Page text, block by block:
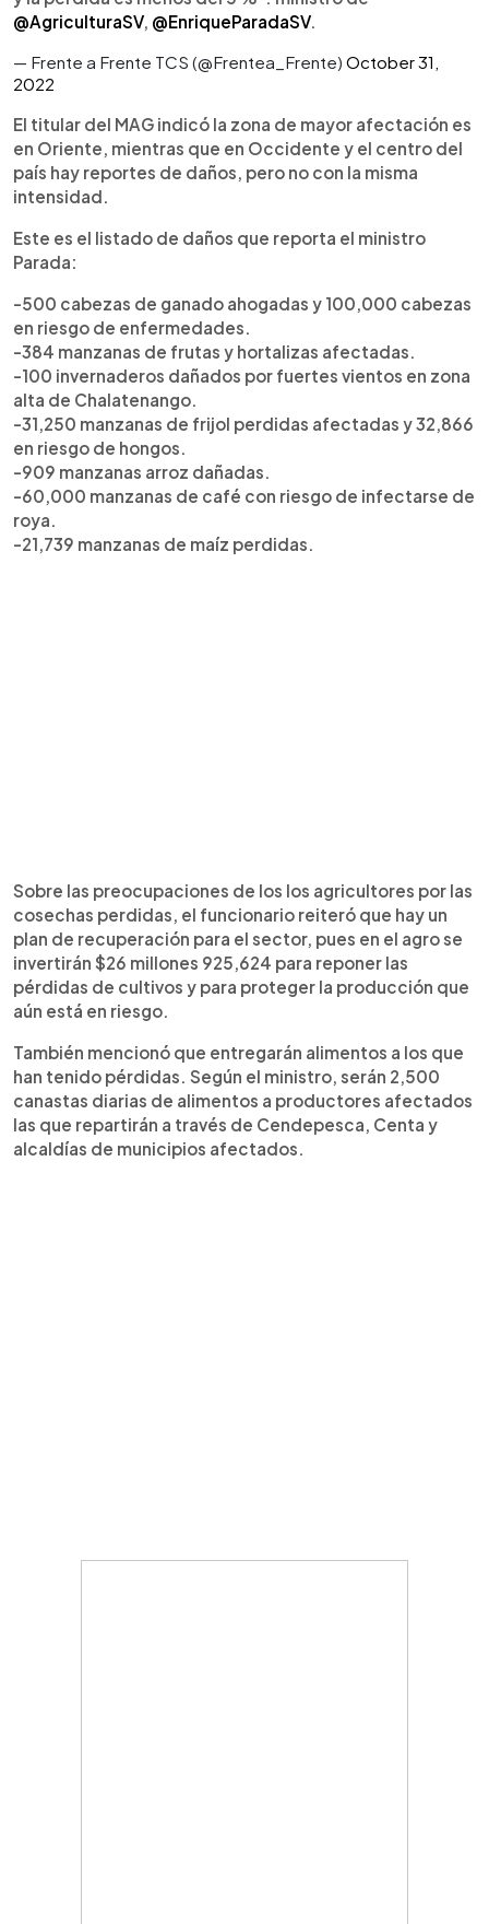
@AgriculturaSV, @EnriqueParadaSV.
— Frente a Frente TCS (@Frentea_Frente) October 31,
2022
El titular del MAG indicó la zona de mayor afectación es
en Oriente, mientras que en Occidente y el centro del
país hay reportes de daños, pero no con la misma
intensidad.
Este es el listado de daños que reporta el ministro
Parada:
-500 cabezas de ganado ahogadas y 100,000 cabezas
en riesgo de enfermedades.
-384 manzanas de frutas y hortalizas afectadas.
-100 invernaderos dañados por fuertes vientos en zona
alta de Chalatenango.
-31,250 manzanas de frijol perdidas afectadas y 32,866
en riesgo de hongos.
-909 manzanas arroz dañadas.
-60,000 manzanas de café con riesgo de infectarse de
roya.
-21,739 manzanas de maíz perdidas.
Sobre las preocupaciones de los los agricultores por las
cosechas perdidas, el funcionario reiteró que hay un
plan de recuperación para el sector, pues en el agro se
invertirán $26 millones 925,624 para reponer las
pérdidas de cultivos y para proteger la producción que
aún está en riesgo.
También mencionó que entregarán alimentos a los que
han tenido pérdidas. Según el ministro, serán 2,500
canastas diarias de alimentos a productores afectados
las que repartirán a través de Cendepesca, Centa y
alcaldías de municipios afectados.